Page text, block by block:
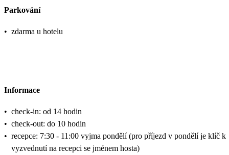
Parkování
• zdarma u hotelu
Informace
• check-in: od 14 hodin
• check-out: do 10 hodin
• recepce: 7:30 - 11:00 vyjma pondělí (pro příjezd v pondělí je klíč k
vyzvednutí na recepci se jménem hosta)